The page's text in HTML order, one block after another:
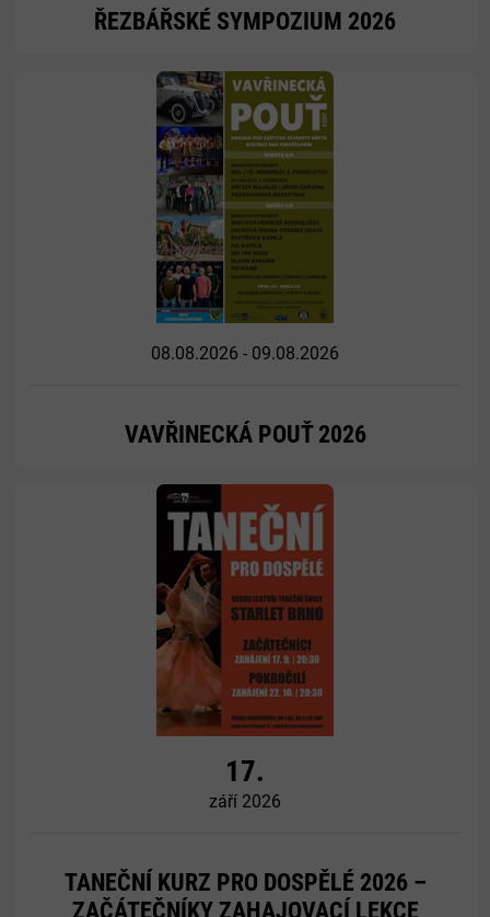
ŘEZBÁŘSKÉ SYMPOZIUM 2026
08.08.2026 - 09.08.2026
VAVŘINECKÁ POUŤ 2026
Více
17.
září 2026
TANEČNÍ KURZ PRO DOSPĚLÉ 2026 –
ZAČÁTEČNÍKY ZAHAJOVACÍ LEKCE